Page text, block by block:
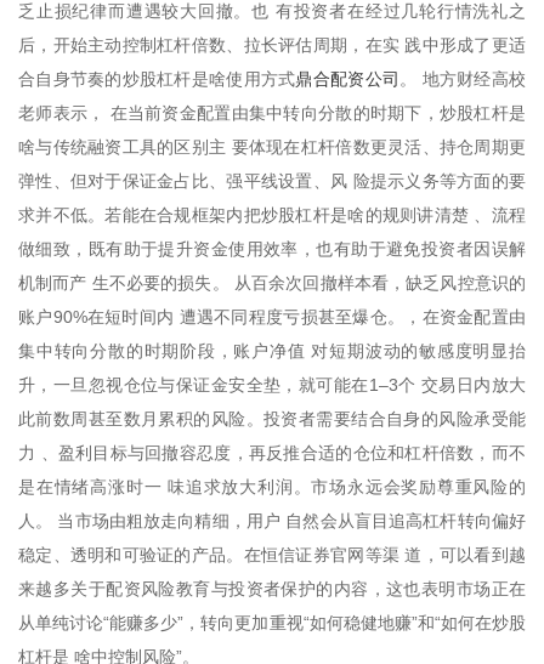
乏止损纪律而遭遇较大回撤。也 有投资者在经过几轮行情洗礼之
后，开始主动控制杠杆倍数、拉长评估周期，在实 践中形成了更适
合自身节奏的炒股杠杆是啥使用方式鼎合配资公司 。 地方财经高校
老师表示， 在当前资金配置由集中转向分散的时期下，炒股杠杆是
啥与传统融资工具的区别主 要体现在杠杆倍数更灵活、持仓周期更
弹性、但对于保证金占比、强平线设置、风 险提示义务等方面的要
求并不低。若能在合规框架内把炒股杠杆是啥的规则讲清楚 、流程
做细致，既有助于提升资金使用效率，也有助于避免投资者因误解
机制而产 生不必要的损失。 从百余次回撤样本看，缺乏风控意识的
账户90%在短时间内 遭遇不同程度亏损甚至爆仓。，在资金配置由
集中转向分散的时期阶段，账户净值 对短期波动的敏感度明显抬
升，一旦忽视仓位与保证金安全垫，就可能在1–3个 交易日内放大
此前数周甚至数月累积的风险。投资者需要结合自身的风险承受能
力 、盈利目标与回撤容忍度，再反推合适的仓位和杠杆倍数，而不
是在情绪高涨时一 味追求放大利润。市场永远会奖励尊重风险的
人。 当市场由粗放走向精细，用户 自然会从盲目追高杠杆转向偏好
稳定、透明和可验证的产品。在恒信证券官网等渠 道，可以看到越
来越多关于配资风险教育与投资者保护的内容，这也表明市场正在
从单纯讨论“能赚多少”，转向更加重视“如何稳健地赚”和“如何在炒股
杠杆是 啥中控制风险”。